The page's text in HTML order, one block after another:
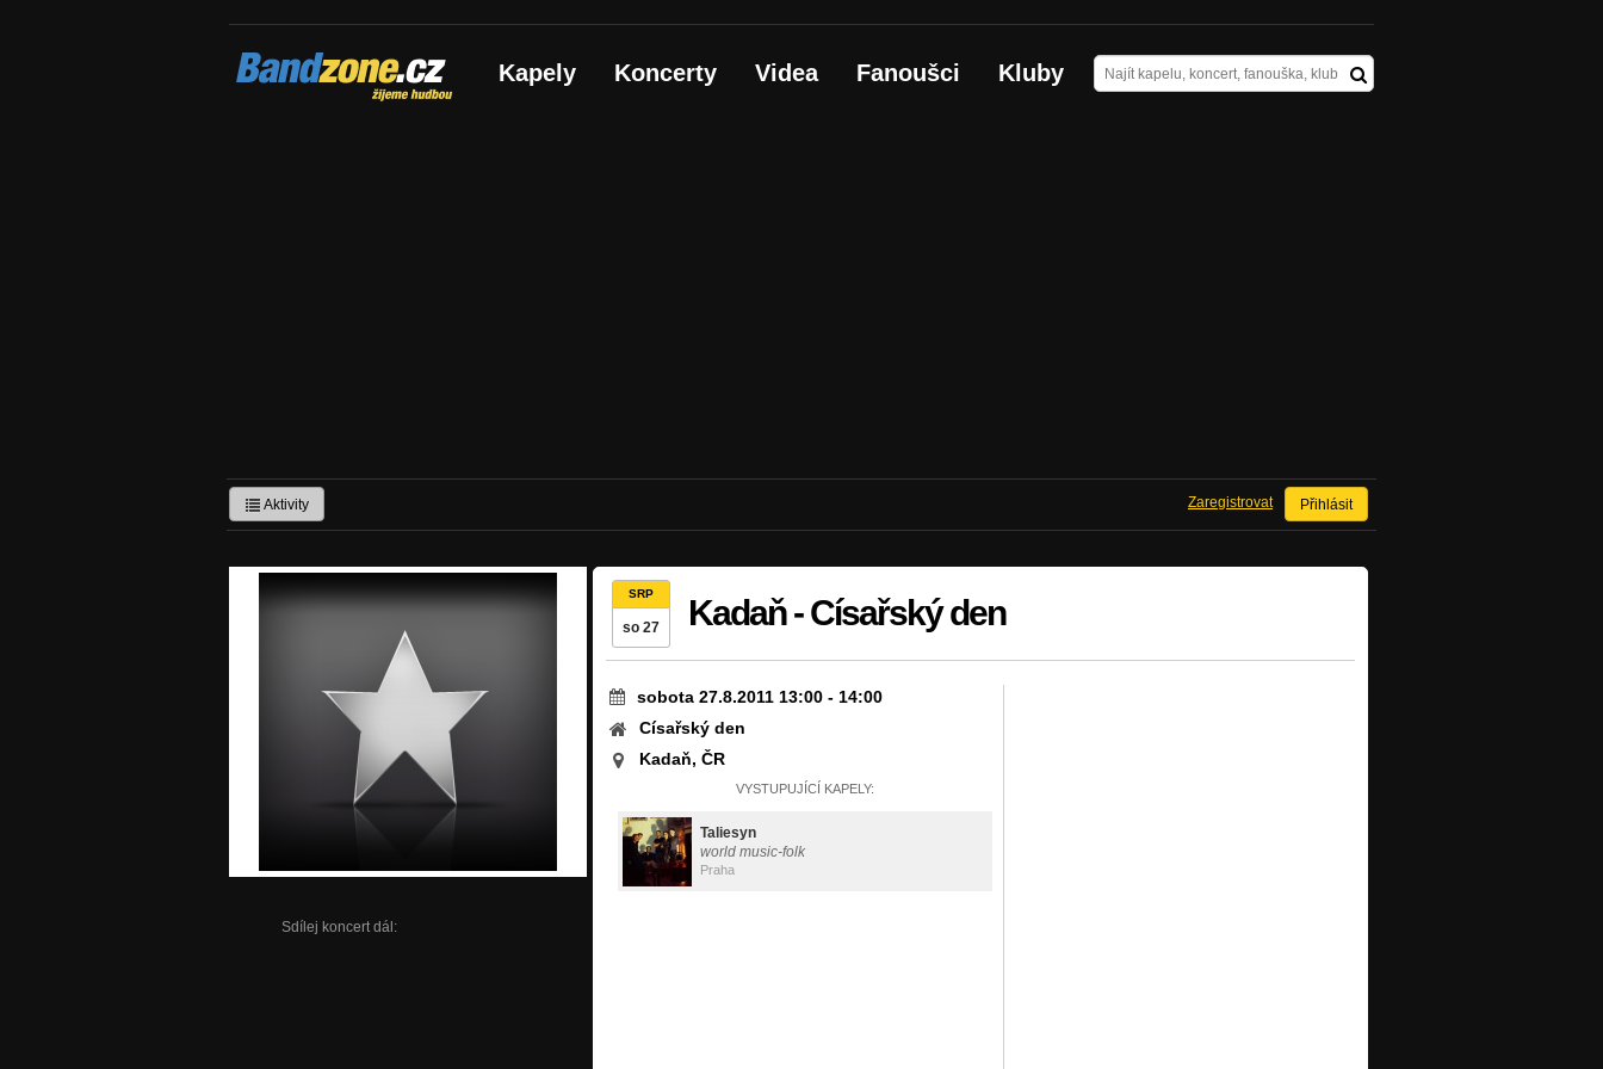
Bandzone.cz
žijeme hudbou Kapely Koncerty Videa Fanoušci Kluby
Aktivity Přihlásit
Zaregistrovat
Sdílej koncert dál:
SRP
so 27 Kadaň - Císařský den
sobota 27.8.2011 13:00 - 14:00
Císařský den
Kadaň, ČR
VYSTUPUJÍCÍ KAPELY:
Taliesyn
world music-folk
Praha